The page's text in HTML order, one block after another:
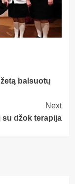
balsuotų
Next
su džok terapija